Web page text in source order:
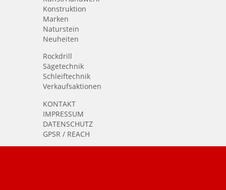
Konstruktion
Marken
Naturstein
Neuheiten
Rockdrill
Sägetechnik
Schleiftechnik
Verkaufsaktionen
KONTAKT
IMPRESSUM
DATENSCHUTZ
GPSR / REACH